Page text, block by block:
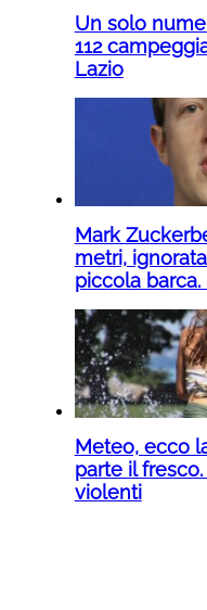
Un solo
112
Lazio
Mark
metri,
piccola
Meteo, ecco
parte il
violenti